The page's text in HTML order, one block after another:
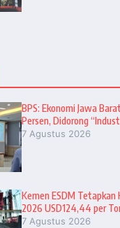
BPS: Ekonomi Jawa
Persen, Didorong
7 Agustus 2026
Kemen ESDM Tetapkan
2026 USD124,44 per
7 Agustus 2026